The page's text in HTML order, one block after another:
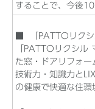
することで、今後
■ 「PATTOリクシ
「PATTOリクシル
た窓・ドアリフォ
技術力・知識力と
の健康で快適な住環